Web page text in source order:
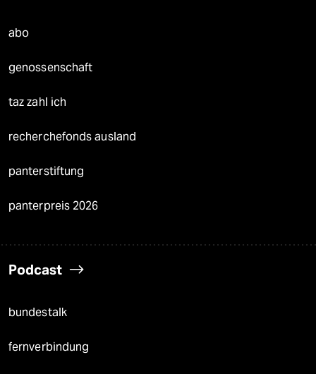
abo
genossenschaft
taz zahl ich
recherchefonds ausland
panterstiftung
panterpreis 2026
Podcast
bundestalk
fernverbindung